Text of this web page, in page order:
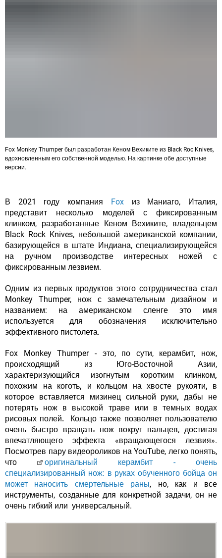
Fox Monkey Thumper был разработан Кеном Вехиките из Black Roc Knives,
вдохновленным его собственной моделью. На картинке обе доступные
версии.
В 2021 году компания Foxиз Маниаго, Италия,
представит несколько моделей с фиксированным
клинком, разработанные Кеном Вехиките, владельцем
Black Rock Knives, небольшой американской компании,
базирующейся в штате Индиана, специализирующейся
на ручном производстве интересных ножей с
фиксированным лезвием.
Одним из первых продуктов этого сотрудничества стал
Monkey Thumper, нож с замечательным дизайном и
названием: на американском сленге это имя
используется для обозначения исключительно
эффективного пистолета.
Fox Monkey Thumper - это, по сути, керамбит, нож,
происходящий из Юго-Восточной Азии,
характеризующийся изогнутым коротким клинком,
похожим на коготь, и кольцом на хвосте рукояти, в
которое вставляется мизинец сильной руки, дабы не
потерять нож в высокой траве или в темных водах
рисовых полей.
Кольцо также позволяет пользователю
очень быстро вращать нож вокруг пальцев, достигая
впечатляющего эффекта «вращающегося лезвия».
Посмотрев пару видеороликов на YouTube, легко понять,
что
оригинальный керамбит - очень
специализированный нож: в руках обученного бойца он
может наносить смертельные раны, но, как и все
инструменты, созданные для конкретной задачи, он не
очень гибкий или универсальный.